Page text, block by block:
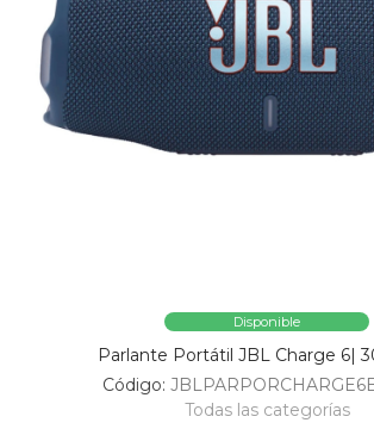
Disponible
Parlante Portátil JBL Charge 6|
Código:
Todas las categorías